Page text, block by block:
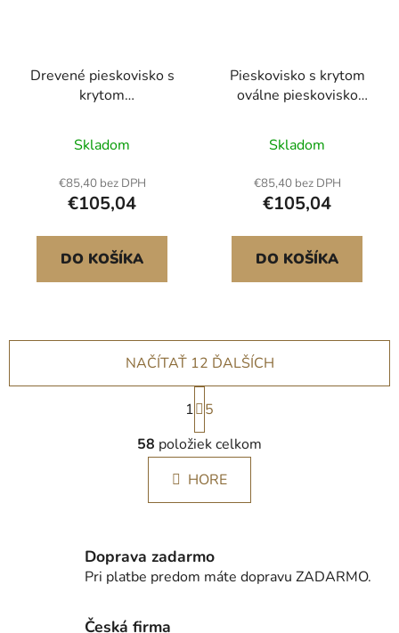
Drevené pieskovisko s
krytom
pieskovisko Pieskovisko
Vonkajšie vek 3-12
rokov
Skladom
€85,40 bez DPH
€105,04
DO KOŠÍKA
Pieskovisko s krytom
oválne pieskovisko
vonkajšie dvor Vek 3-12
rokov
Skladom
€85,40 bez DPH
€105,04
DO KOŠÍKA
O
v
l
á
d
i
e
NAČÍTAŤ 12 ĎALŠÍCH
S
t
r
á
n
k
i
e
1
5
58 položiek celkom
HORE
Doprava zadarmo
Pri platbe predom máte dopravu ZADARMO.
Česká firma